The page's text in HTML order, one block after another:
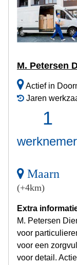
M. Petersen
Actief in
Jaren
1
werknemer
Maarn
(+4km)
Extra
M. Petersen
voor
voor een
voor detail.